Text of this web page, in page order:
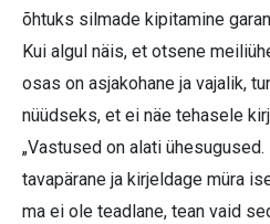
õhtuks silmade kipitamine
Kui algul näis, et otsene
osas on asjakohane ja vajalik,
nüüdseks, et ei näe tehasele
„Vastused on alati
tavapärane ja kirjeldage müra
ma ei ole teadlane, tean vaid